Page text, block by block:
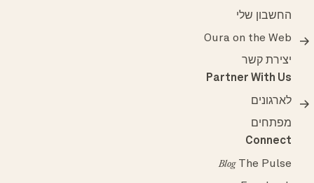
החשבון שלי
Oura on the Web
יצירת קשר
Partner With Us
לארגונים
מפתחים
Connect
The Pulse
Blog